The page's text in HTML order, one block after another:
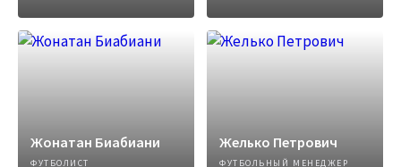
Жонатан Биабиани
ФУТБОЛИСТ
Желько Петрович
ФУТБОЛЬНЫЙ МЕНЕДЖЕР